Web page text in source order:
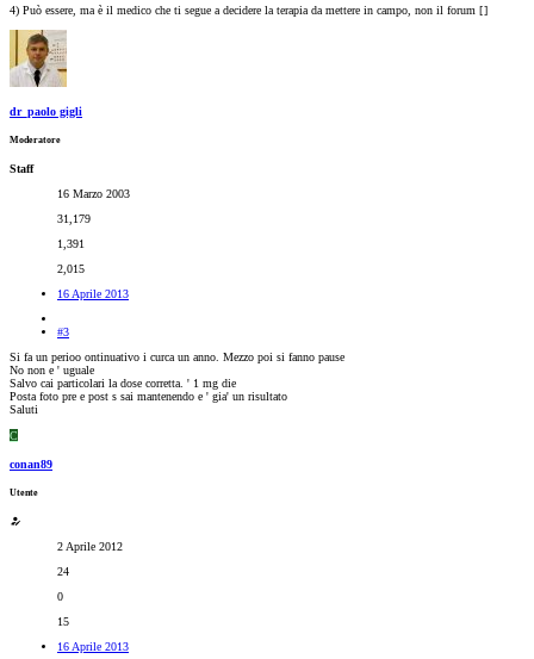
4) Può essere, ma è il medico che ti segue a decidere la terapia da mettere in campo, non il forum []
dr_paolo gigli
Moderatore
Staff
16 Marzo 2003
31,179
1,391
2,015
16 Aprile 2013
#3
Si fa un perioo ontinuativo i curca un anno. Mezzo poi si fanno pause
No non e ' uguale
Salvo cai particolari la dose corretta. ' 1 mg die
Posta foto pre e post s sai mantenendo e ' gia' un risultato
Saluti
C
conan89
Utente
2 Aprile 2012
24
0
15
16 Aprile 2013